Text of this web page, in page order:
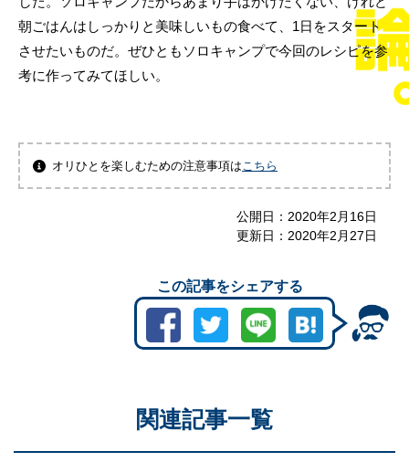
朝ごはんはしっかりと美味しいもの食べて、1日をスタート
させたいものだ。ぜひともソロキャンプで今回のレシピを参
考に作ってみてほしい。
オリひとを楽しむための注意事項は こちら
公開日： 2020年2月16日
更新日： 2020年2月27日
この記事をシェアする
関連記事一覧